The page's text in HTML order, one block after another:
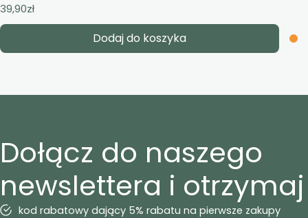
39,90zł
Dodaj do koszyka
Dołącz do naszego
newslettera i otrzymaj
kod rabatowy dający 5% rabatu na pierwsze zakupy